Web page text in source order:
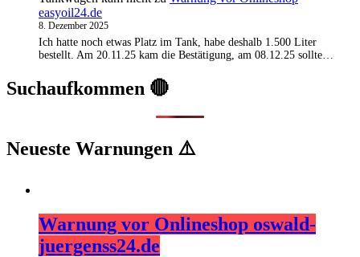
easyoil24.de
8. Dezember 2025
Ich hatte noch etwas Platz im Tank, habe deshalb 1.500 Liter
bestellt. Am 20.11.25 kam die Bestätigung, am 08.12.25 sollte…
Suchaufkommen 🔴
Neueste Warnungen ⚠️
Warnung vor Onlineshop oswald-
juergenss24.de